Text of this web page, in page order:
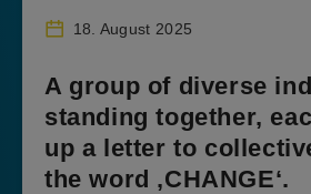
18. August 2025
A group of diverse
standing together,
up a letter to
the word ‚CHANGE‘.